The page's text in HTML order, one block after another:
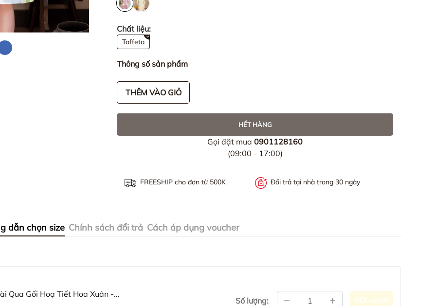
Chất liệu:
Taffeta
Thông số sản phẩm
THÊM VÀO GIỎ
HẾT HÀNG
Gọi đặt mua 0901128160
(09:00 - 17:00)
FREESHIP cho đơn từ 500K Đổi trả tại nhà trong 30 ngày
dẫn chọn size Chính sách đổi trả Cách áp dụng voucher
Qua Gối Hoạ Tiết Hoa Xuân -
Số lượng: HẾT HÀNG